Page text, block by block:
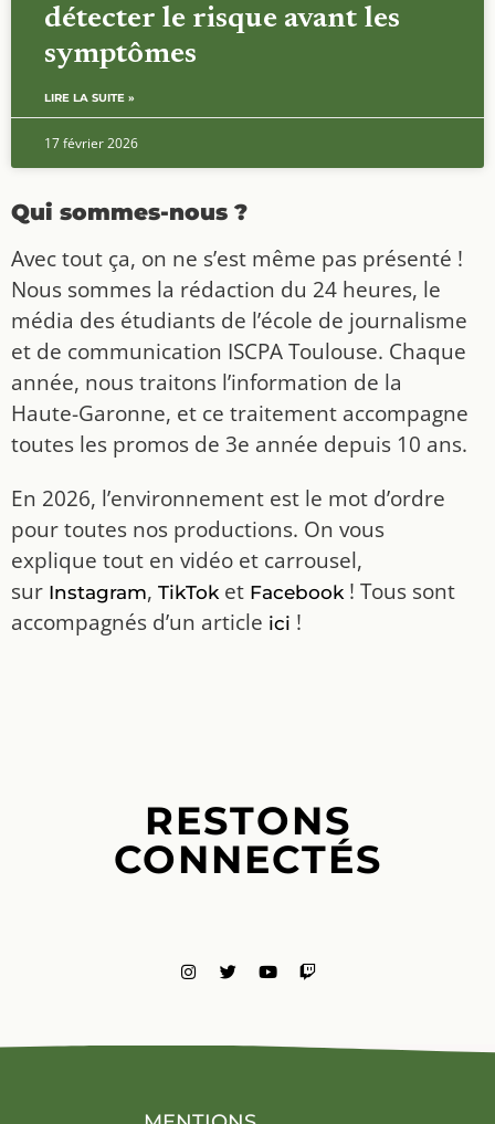
détecter le risque avant les
symptômes
LIRE LA SUITE »
17 février 2026
Qui sommes-nous ?
Avec tout ça, on ne s’est même pas présenté !
Nous sommes la rédaction du 24 heures, le
média des étudiants de l’école de journalisme
et de communication ISCPA Toulouse. Chaque
année, nous traitons l’information de la
Haute-Garonne, et ce traitement accompagne
toutes les promos de 3e année depuis 10 ans.
En 2026, l’environnement est le mot d’ordre
pour toutes nos productions. On vous
explique tout en vidéo et carrousel,
sur Instagram, TikToket Facebook! Tous sont
accompagnés d’un article ici !
RESTONS
CONNECTÉS